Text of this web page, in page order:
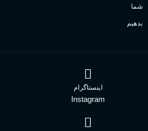
شما
بدهیم
اینستاگرام
Instagram